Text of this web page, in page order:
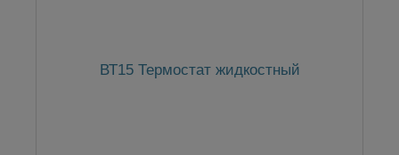
ВТ15 Термостат жидкостный